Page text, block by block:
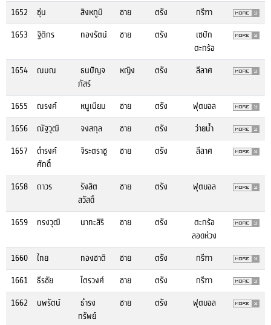
1652
ซุ่น สิงหภูมิ ชาย ตรัง
กรีฑา
1653
ฐิติกร ทองรัตน์ ชาย ตรัง
เซปัก
ตะกร้อ
1654
ณมณ
ธนปัญจ
ภัสร์
หญิง ตรัง ลีลาศ
1655 ณรงค์ หนูเนียม ชาย ตรัง
ฟุตบอล
1656
ณัฐวุฒิ จงสกุล ชาย ตรัง
ว่ายน้ำ
1657
ดำรงค์
ศักดิ์
จิระตราชู ชาย ตรัง ลีลาศ
1658 ถาวร
รังสิต
สวัสดิ์
ชาย ตรัง ฟุตบอล
1659 ทรงวุฒิ นาทะสิริ ชาย ตรัง
ตะกร้อ
ลอดห่วง
1660
ไทย ทองชาติ ชาย ตรัง
กรีฑา
1661
ธีรชัย ไตรวงศ์ ชาย ตรัง
กรีฑา
1662
นพรัตน์
ธำรง
ทรัพย์
ชาย ตรัง ฟุตบอล